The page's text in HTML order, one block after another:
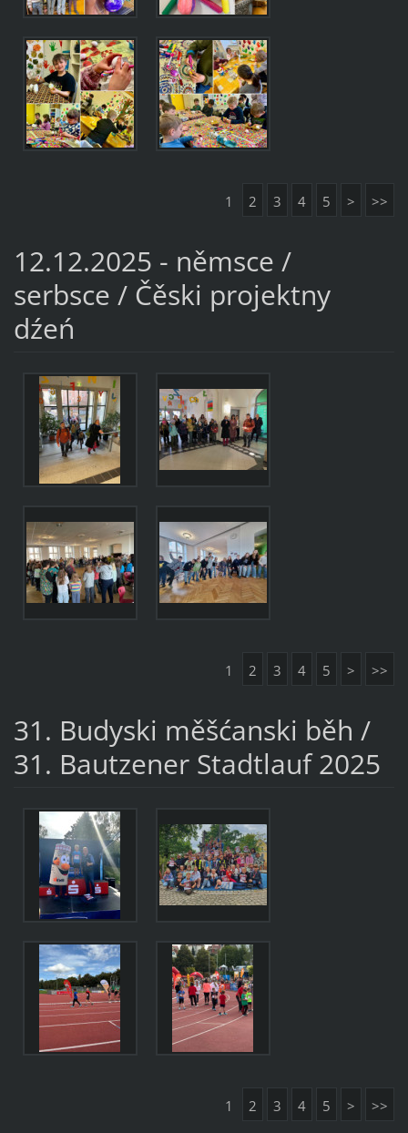
1 2 3 4 5 > >>
12.12.2025 - němsce /
serbsce / Čěski projektny
dźeń
1 2 3 4 5 > >>
31. Budyski měšćanski běh /
31. Bautzener Stadtlauf 2025
1 2 3 4 5 > >>